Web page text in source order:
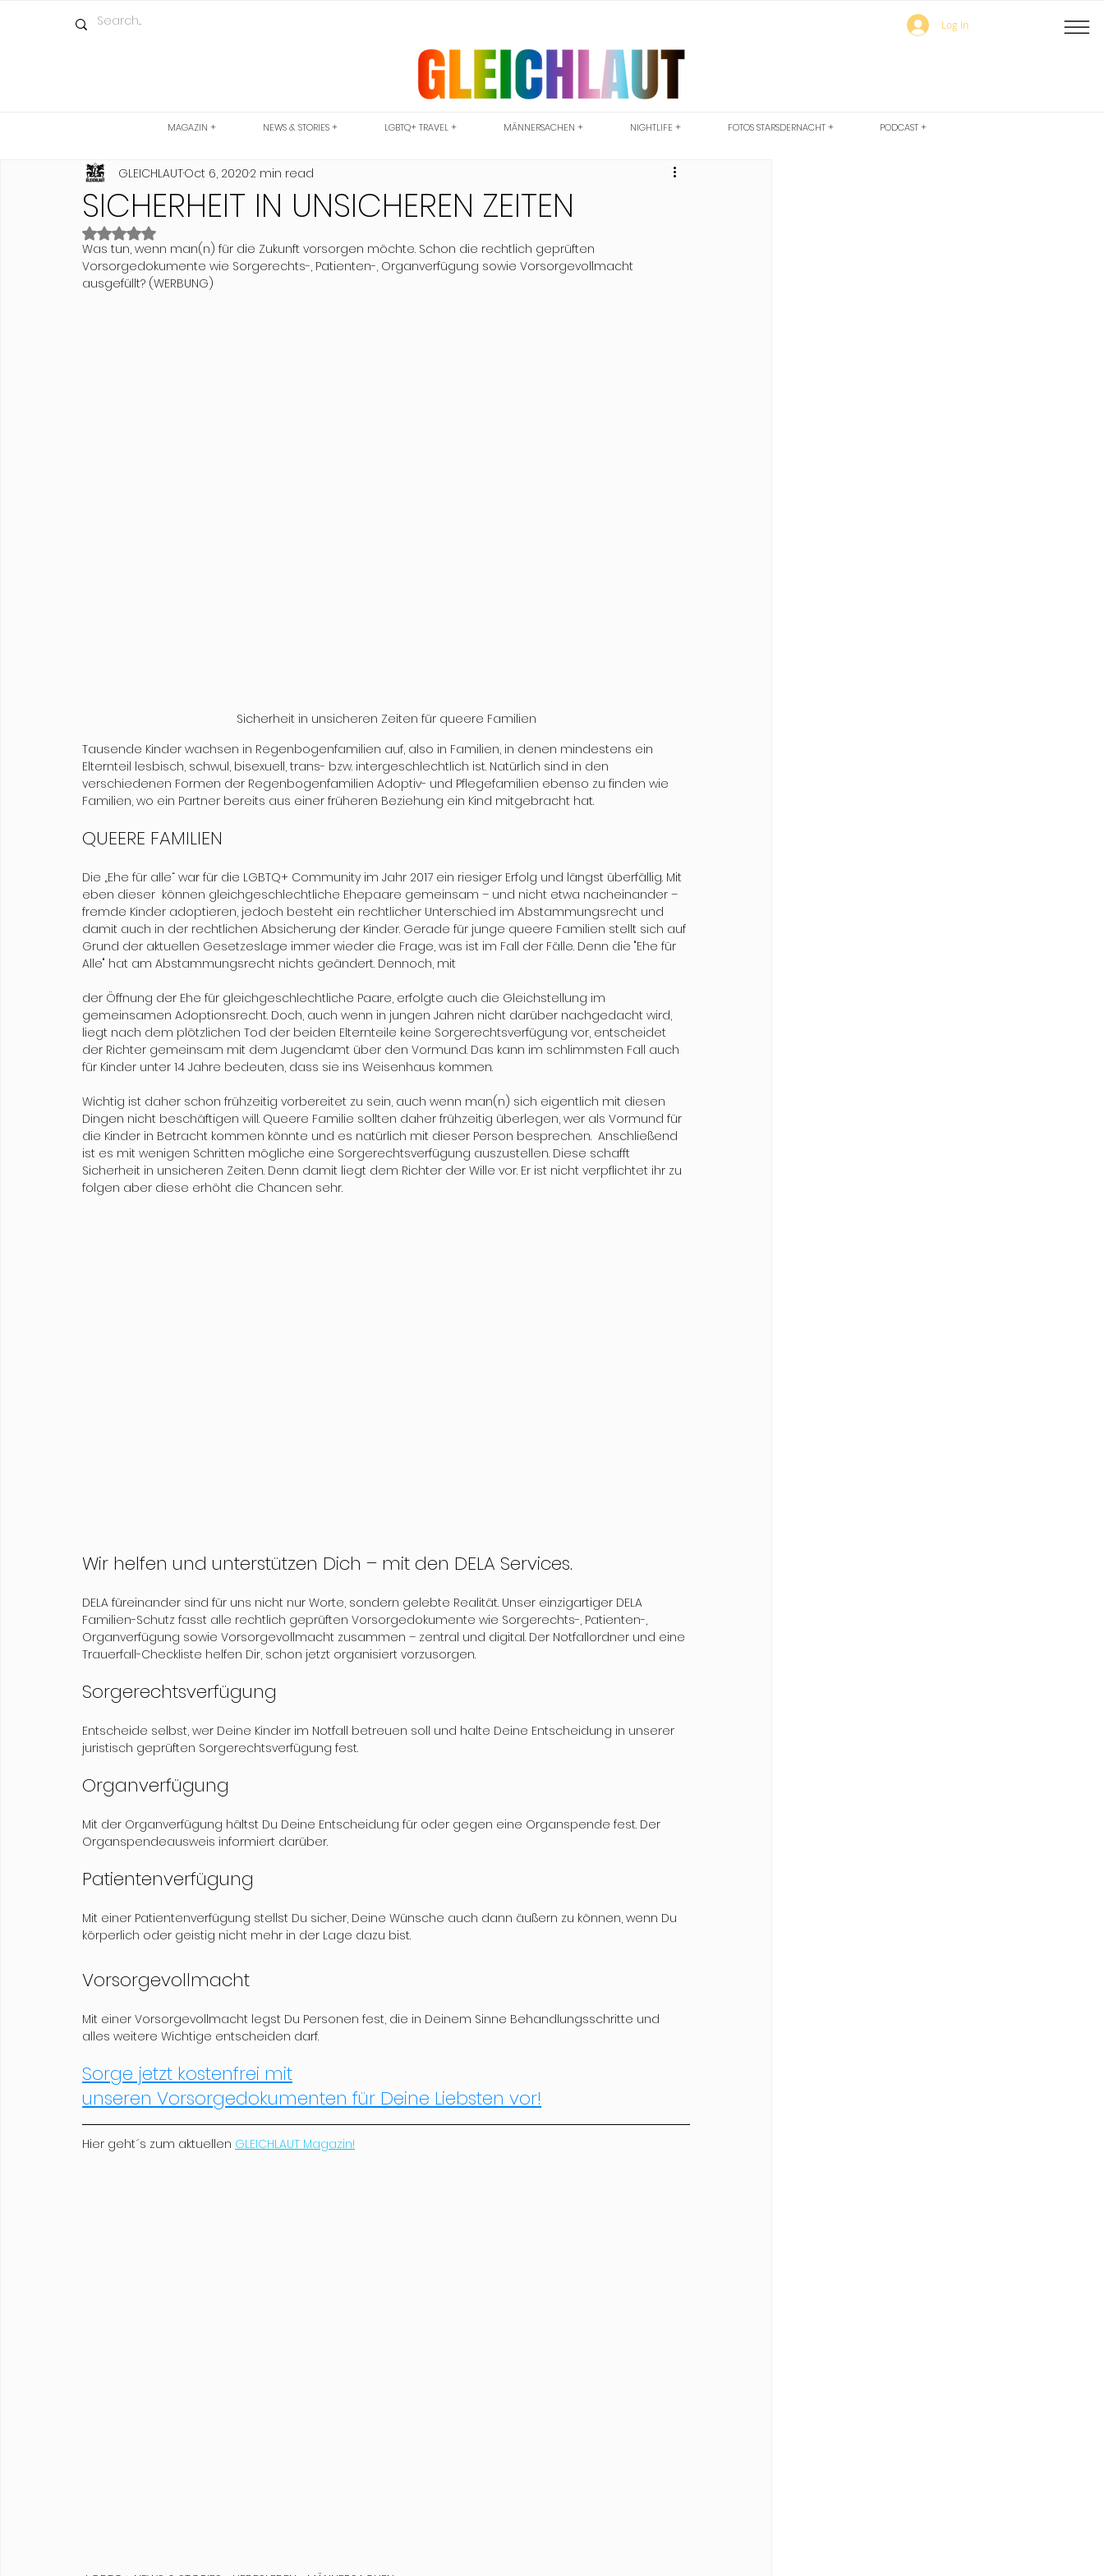
Log In
MAGAZIN + NEWS & STORIES + LGBTQ+ TRAVEL + MÄNNERSACHEN + NIGHTLIFE + FOTOS STARSDERNACHT + PODCAST +
SICHERHEIT IN UNSICHEREN ZEITEN
GLEICHLAUTOct 6, 20202 min read
Rated NaN out of 5 stars.
Was tun, wenn man(n) für die Zukunft vorsorgen möchte. Schon die rechtlich geprüften
Vorsorgedokumente wie Sorgerechts-, Patienten-, Organverfügung sowie Vorsorgevollmacht
ausgefüllt? (WERBUNG)
Sicherheit in unsicheren Zeiten für queere Familien
Tausende Kinder wachsen in Regenbogenfamilien auf, also in Familien, in denen mindestens ein
Elternteil lesbisch, schwul, bisexuell, trans- bzw. intergeschlechtlich ist. Natürlich sind in den
verschiedenen Formen der Regenbogenfamilien Adoptiv- und Pflegefamilien ebenso zu finden wie
Familien, wo ein Partner bereits aus einer früheren Beziehung ein Kind mitgebracht hat.
QUEERE FAMILIEN
Die „Ehe für alle“ war für die LGBTQ+ Community im Jahr 2017 ein riesiger Erfolg und längst überfällig. Mit
eben dieser  können gleichgeschlechtliche Ehepaare gemeinsam – und nicht etwa nacheinander –
fremde Kinder adoptieren, jedoch besteht ein rechtlicher Unterschied im Abstammungsrecht und
damit auch in der rechtlichen Absicherung der Kinder. Gerade für junge queere Familien stellt sich auf
Grund der aktuellen Gesetzeslage immer wieder die Frage, was ist im Fall der Fälle. Denn die "Ehe für
Alle" hat am Abstammungsrecht nichts geändert. Dennoch, mit
der Öffnung der Ehe für gleichgeschlechtliche Paare, erfolgte auch die Gleichstellung im
gemeinsamen Adoptionsrecht. Doch, auch wenn in jungen Jahren nicht darüber nachgedacht wird,
liegt nach dem plötzlichen Tod der beiden Elternteile keine Sorgerechtsverfügung vor, entscheidet
der Richter gemeinsam mit dem Jugendamt über den Vormund. Das kann im schlimmsten Fall auch
für Kinder unter 14 Jahre bedeuten, dass sie ins Weisenhaus kommen.
Wichtig ist daher schon frühzeitig vorbereitet zu sein, auch wenn man(n) sich eigentlich mit diesen
Dingen nicht beschäftigen will. Queere Familie sollten daher frühzeitig überlegen, wer als Vormund für
die Kinder in Betracht kommen könnte und es natürlich mit dieser Person besprechen.  Anschließend
ist es mit wenigen Schritten mögliche eine Sorgerechtsverfügung auszustellen. Diese schafft
Sicherheit in unsicheren Zeiten. Denn damit liegt dem Richter der Wille vor. Er ist nicht verpflichtet ihr zu
folgen aber diese erhöht die Chancen sehr.
Wir helfen und unterstützen Dich – mit den DELA Services.
DELA füreinander sind für uns nicht nur Worte, sondern gelebte Realität. Unser einzigartiger DELA
Familien-Schutz fasst alle rechtlich geprüften Vorsorgedokumente wie Sorgerechts-, Patienten-,
Organverfügung sowie Vorsorgevollmacht zusammen – zentral und digital. Der Notfallordner und eine
Trauerfall-Checkliste helfen Dir, schon jetzt organisiert vorzusorgen.
Sorgerechtsverfügung
Entscheide selbst, wer Deine Kinder im Notfall betreuen soll und halte Deine Entscheidung in unserer
juristisch geprüften Sorgerechtsverfügung fest.
Organverfügung
Mit der Organverfügung hältst Du Deine Entscheidung für oder gegen eine Organspende fest. Der
Organspendeausweis informiert darüber.
Patientenverfügung
Mit einer Patientenverfügung stellst Du sicher, Deine Wünsche auch dann äußern zu können, wenn Du
körperlich oder geistig nicht mehr in der Lage dazu bist.
Vorsorgevollmacht
Mit einer Vorsorgevollmacht legst Du Personen fest, die in Deinem Sinne Behandlungsschritte und
alles weitere Wichtige entscheiden darf.
Sorge jetzt kostenfrei mit
unseren Vorsorgedokumenten für Deine Liebsten vor!
Hier geht´s zum aktuellen GLEICHLAUT Magazin!